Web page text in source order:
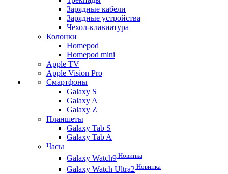
Зарядные кабели
Зарядные устройства
Чехол-клавиатура
Колонки
Homepod
Homepod mini
Apple TV
Apple Vision Pro
Смартфоны
Galaxy S
Galaxy A
Galaxy Z
Планшеты
Galaxy Tab S
Galaxy Tab A
Часы
Galaxy Watch9 Новинка
Galaxy Watch Ultra2 Новинка